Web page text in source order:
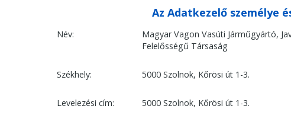
Az Adatkezelő személye
Név:
Magyar Vagon Vasúti Járműgyártó,
Felelősségű Társaság
Székhely: 5000 Szolnok, Kőrösi út 1-3.
Levelezési cím: 5000 Szolnok, Kőrösi út 1-3.